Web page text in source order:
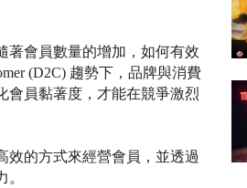
著會員數量的增加，如何有效
(D2C) 趨勢下，品牌與消費
會員黏著度，才能在競爭激烈
效的方式來經營會員，並透過